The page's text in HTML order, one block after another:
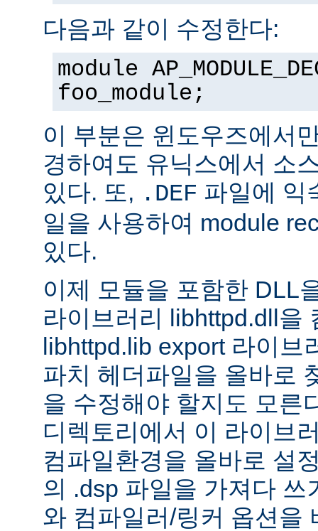
다음과 같이 수정한다:
module
foo_module;
이 부분은 윈도우즈에서
경하여도 유닉스에서 소
있다. 또, .DEF 파일에 익
일을 사용하여 module
있다.
이제 모듈을 포함한 DLL
라이브러리 libhttpd.dll을
libhttpd.lib export 라이브
파치 헤더파일을 올바로
을 수정해야 할지도 모른
디렉토리에서 이 라이브
컴파일환경을 올바로 설
의 .dsp 파일을 가져다 쓰
와 컴파일러/링커 옵션을